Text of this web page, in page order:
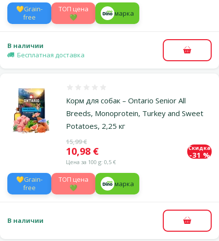
💛Grain-
free
TOП цена
💚
марка
В наличии
Бесплатная доставка
В
Корм для собак – Ontario Senior All
Breeds, Monoprotein, Turkey and Sweet
Potatoes, 2,25 кг
Исходная цена
15,99 €
Цена
10,98 €
Цена за 100 g: 0,5 €
Скидка
-31 %
💛Grain-
free
TOП цена
💚
марка
В наличии В